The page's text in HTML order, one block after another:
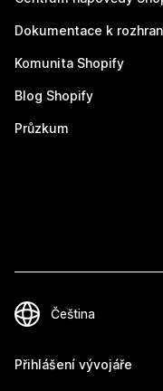
Dokumentace k
Komunita Shopify
Blog Shopify
Průzkum
Přihlášení vývojáře